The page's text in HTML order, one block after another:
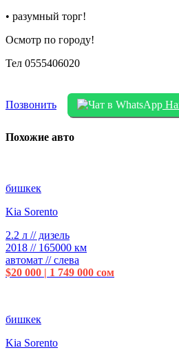
• разумный торг!
Осмотр по городу!
Тел 0555406020
Позвонить
Похожие авто
бишкек
Kia Sorento
2.2 л // дизель
2018 // 165000 км
автомат // слева
$20 000 | 1 749 000 сом
бишкек
Kia Sorento